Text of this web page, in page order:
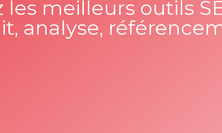
les meilleurs outils
analyse,